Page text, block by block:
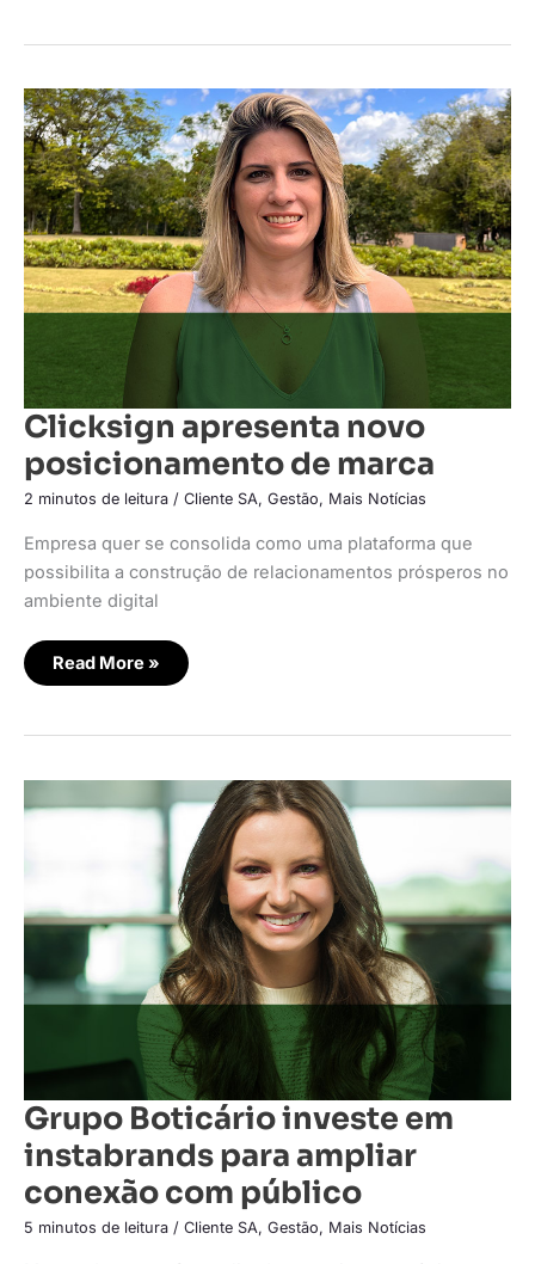
Clicksign apresenta novo
posicionamento de marca
2 minutos de leitura / Cliente SA, Gestão, Mais Notícias
Empresa quer se consolida como uma plataforma que
possibilita a construção de relacionamentos prósperos no
ambiente digital
Clicksign
apresenta
novo
posicionamento
de
marca
Read More »
Grupo Boticário investe em
instabrands para ampliar
conexão com público
5 minutos de leitura / Cliente SA, Gestão, Mais Notícias
Grupo
Boticário
conexão
com
público